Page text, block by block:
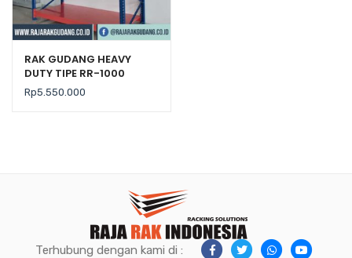
RAK GUDANG HEAVY
DUTY TIPE RR-1000
Rp5.550.000
Terhubung dengan kami di :